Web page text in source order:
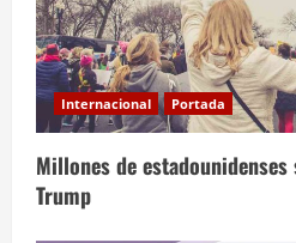
Internacional Portada
Millones de
Trump